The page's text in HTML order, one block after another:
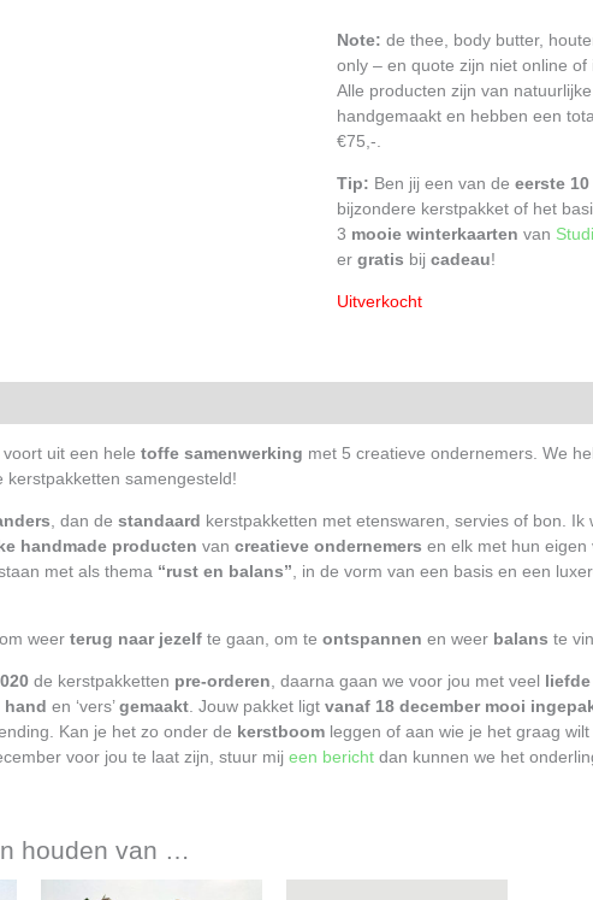
Note: de thee, body butter,
only – en quote zijn niet online of
Alle producten zijn van
handgemaakt en hebben een
€75,-.
Tip: Ben jij een van deeerste
bijzondere kerstpakket of het
3 mooie winterkaarten van
ergratis bijcadeau!
Uitverkocht
voort uit een heletoffe samenwerking met 5 creatieve ondernemers. We
samengesteld!
, dan destandaard kerstpakketten met etenswaren, servies of bon. Ik
handmade producten vancreatieve ondernemers en elk met hun
met als thema “rust en balans” , in de vorm van een basis en een
om weerterug naar jezelf te gaan, om teontspannen en weer balans te
de kerstpakketten pre-orderen , daarna gaan we voor jou met veel liefde
hand en ‘vers’gemaakt . Jouw pakket ligtvanaf 18 december mooi
Kan je het zo onder de kerstboom leggen of aan wie je het graag
voor jou te laat zijn, stuur mijeen bericht dan kunnen we het
houden van …